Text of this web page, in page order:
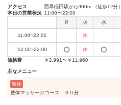
アクセス
西早稲田駅から900m （徒歩12分）
本日の営業状況 11:00〜22:00
月
火 水
11:00~22:00 休
12:00~22:00 休
価格帯
￥2,991〜￥11,960
主なメニュー
整体
整体マッサージコース ３０分